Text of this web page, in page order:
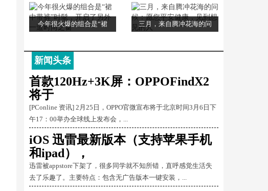
今年很火爆的组合是“裙 三月，来自腾冲花海的问
新闻头条
首款120Hz+3K屏：OPPOFindX2
将于
[PConline 资讯] 2月25日，OPPO官微宣布将于北京时间3月6日下
午17：00举办全球线上发布会，...
iOS 迅雷最新版本（支持苹果手机
和ipad），
迅雷被appstore下架了，很多同学就不知所错，直呼感觉生活失
去了乐趣了。主要特点：包含无广告版本一键安装，...